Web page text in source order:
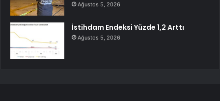
Ağustos 5, 2026
İstihdam Endeksi Yüzde 1,2 Arttı
Ağustos 5, 2026